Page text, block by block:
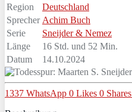
Region
Deutschland
Sprecher Achim Buch
Serie
Sneijder & Nemez
Länge
16 Std. und 52 Min.
Datum
14.10.2024
1337 WhatsApp 0 Likes 0 Shares